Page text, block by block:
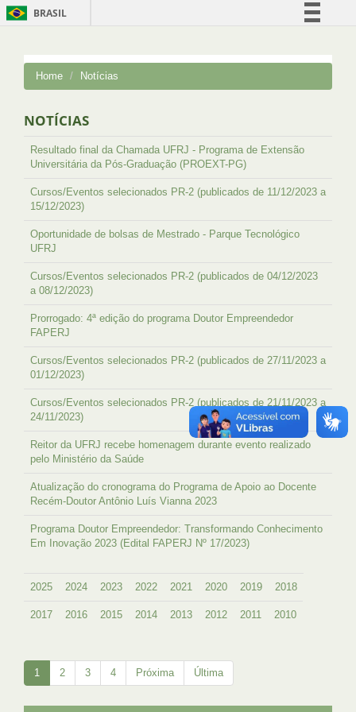
BRASIL
Comunica BR
Canais
Home Notícias
NOTÍCIAS
Resultado final da Chamada UFRJ - Programa de Extensão
Universitária da Pós-Graduação (PROEXT-PG)
Cursos/Eventos selecionados PR-2 (publicados de 11/12/2023 a
15/12/2023)
Oportunidade de bolsas de Mestrado - Parque Tecnológico
UFRJ
Cursos/Eventos selecionados PR-2 (publicados de 04/12/2023
a 08/12/2023)
Prorrogado: 4ª edição do programa Doutor Empreendedor
FAPERJ
Cursos/Eventos selecionados PR-2 (publicados de 27/11/2023 a
01/12/2023)
Cursos/Eventos selecionados PR-2 (publicados de 21/11/2023 a
24/11/2023)
Reitor da UFRJ recebe homenagem durante evento realizado
pelo Ministério da Saúde
Atualização do cronograma do Programa de Apoio ao Docente
Recém-Doutor Antônio Luís Vianna 2023
Programa Doutor Empreendedor: Transformando Conhecimento
Em Inovação 2023 (Edital FAPERJ Nº 17/2023)
2025 2024 2023 2022 2021 2020 2019 2018
2017 2016 2015 2014 2013 2012 2011 2010
1 2 3 4 Próxima Última